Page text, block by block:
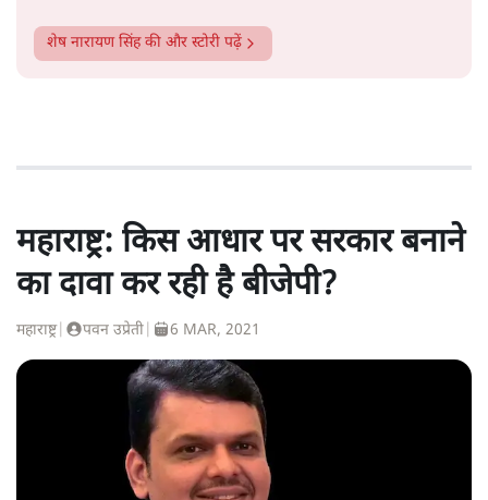
शेष नारायण सिंहकी और स्टोरी पढ़ें
महाराष्ट्र: किस आधार पर सरकार बनाने
का दावा कर रही है बीजेपी?
महाराष्ट्र| पवन उप्रेती 6 MAR, 2021